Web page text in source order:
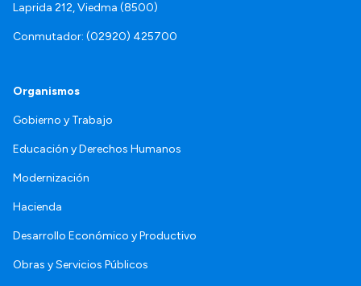
Laprida 212, Viedma (8500)
Conmutador: (02920) 425700
Organismos
Gobierno y Trabajo
Educación y Derechos Humanos
Modernización
Hacienda
Desarrollo Económico y Productivo
Obras y Servicios Públicos